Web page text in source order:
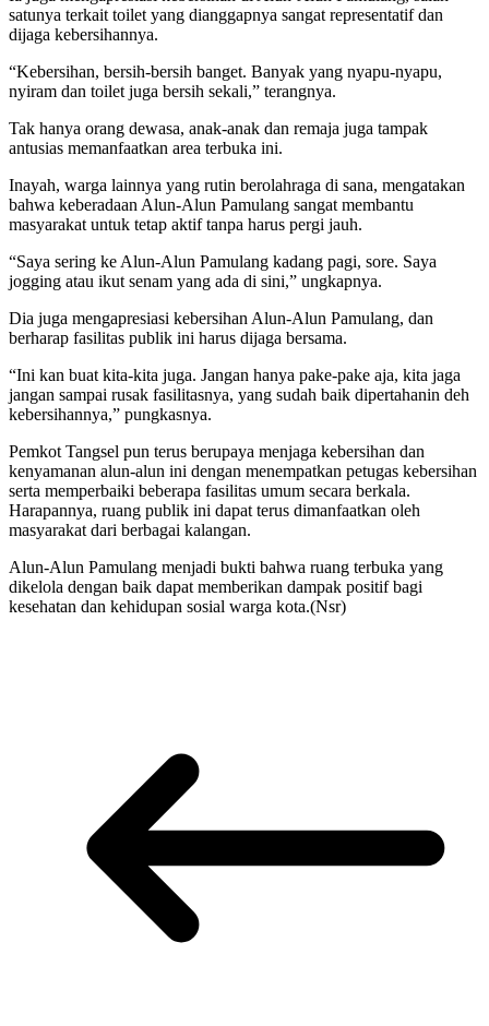
satunya terkait toilet yang dianggapnya sangat representatif dan
dijaga kebersihannya.
“Kebersihan, bersih-bersih banget. Banyak yang nyapu-nyapu,
nyiram dan toilet juga bersih sekali,” terangnya.
Tak hanya orang dewasa, anak-anak dan remaja juga tampak
antusias memanfaatkan area terbuka ini.
Inayah, warga lainnya yang rutin berolahraga di sana, mengatakan
bahwa keberadaan Alun-Alun Pamulang sangat membantu
masyarakat untuk tetap aktif tanpa harus pergi jauh.
“Saya sering ke Alun-Alun Pamulang kadang pagi, sore. Saya
jogging atau ikut senam yang ada di sini,” ungkapnya.
Dia juga mengapresiasi kebersihan Alun-Alun Pamulang, dan
berharap fasilitas publik ini harus dijaga bersama.
“Ini kan buat kita-kita juga. Jangan hanya pake-pake aja, kita jaga
jangan sampai rusak fasilitasnya, yang sudah baik dipertahanin deh
kebersihannya,” pungkasnya.
Pemkot Tangsel pun terus berupaya menjaga kebersihan dan
kenyamanan alun-alun ini dengan menempatkan petugas kebersihan
serta memperbaiki beberapa fasilitas umum secara berkala.
Harapannya, ruang publik ini dapat terus dimanfaatkan oleh
masyarakat dari berbagai kalangan.
Alun-Alun Pamulang menjadi bukti bahwa ruang terbuka yang
dikelola dengan baik dapat memberikan dampak positif bagi
kesehatan dan kehidupan sosial warga kota.(Nsr)